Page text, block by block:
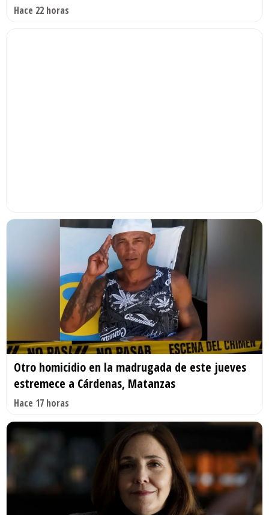
Hace 22 horas
Otro homicidio en la madrugada de este jueves
estremece a Cárdenas, Matanzas
Hace 17 horas